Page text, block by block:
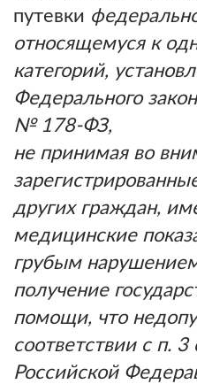
путевки
относящемуся к
категорий,
Федерального
№ 178-ФЗ,
не принимая во
других граждан,
медицинские
грубым
получение
помощи, что
соответствии с п.
Российской